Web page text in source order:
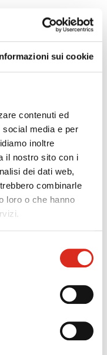
sui cookie
contenuti ed
social media e per
inoltre
il nostro sito con i
dei dati web,
combinarle
loro o che hanno
industriale;
di 100.000 euro
di investimento
dopo la
i 2 anni
finanziamento.
possono
circolante
materie prime,
10 anni e 12
senza garanzie
compagine